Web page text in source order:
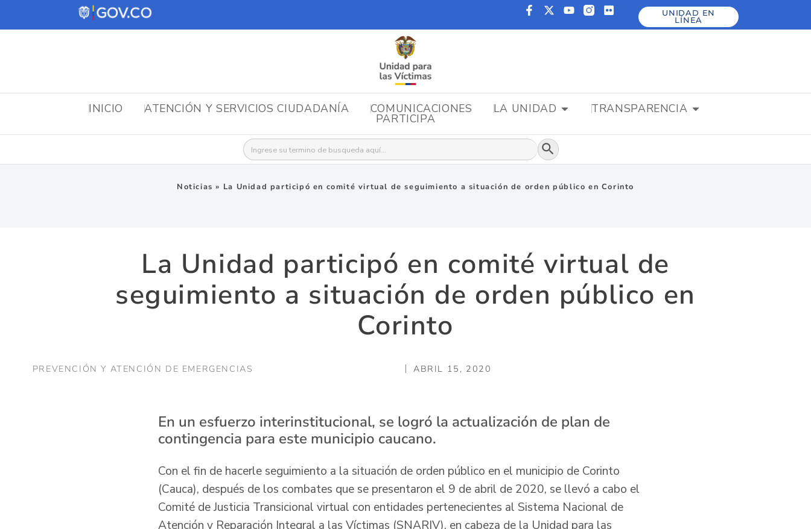
UNIDAD EN
LÍNEA
INICIO ATENCIÓN Y SERVICIOS CIUDADANÍA COMUNICACIONES LA UNIDAD TRANSPARENCIA
PARTICIPA
Buscar: Botón de búsqueda
Noticias » La Unidad participó en comité virtual de seguimiento a situación de orden público en Corinto
La Unidad participó en comité virtual de
seguimiento a situación de orden público en
Corinto
PREVENCIÓN Y ATENCIÓN DE EMERGENCIAS ABRIL 15, 2020
En un esfuerzo interinstitucional, se logró la actualización de plan de
contingencia para este municipio caucano.
Con el fin de hacerle seguimiento a la situación de orden público en el municipio de Corinto
(Cauca), después de los combates que se presentaron el 9 de abril de 2020, se llevó a cabo el
Comité de Justicia Transicional virtual con entidades pertenecientes al Sistema Nacional de
Atención y Reparación Integral a las Víctimas (SNARIV), en cabeza de la Unidad para las